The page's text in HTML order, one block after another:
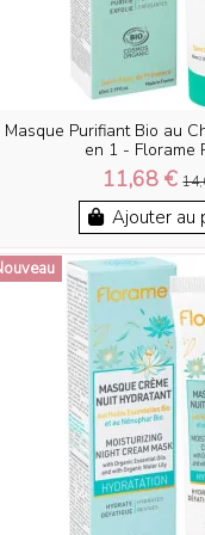
Masque Purifiant Bio au
en 1 - Florame
11,68 €
Ajouter au